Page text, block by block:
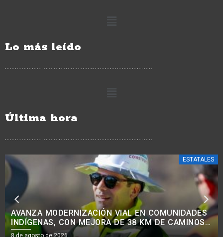
Lo más leído
Última hora
ESTATALES
AVANZA MODERNIZACIÓN VIAL EN COMUNIDADES
INDÍGENAS, CON MEJORA DE 38 KM DE CAMINOS:
ROGELIO ZARAZÚA.<BR>